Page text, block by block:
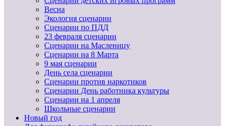
Весна
Экология сценарии
Сценарии по ПДД
23 февраля сценарии
Сценарии на Масленицу
Сценарии на 8 Марта
9 мая сценарии
День села сценарии
Сценарии против наркотиков
Сценарии День работника культуры
Сценарии на 1 апреля
Школьные сценарии
Новый год